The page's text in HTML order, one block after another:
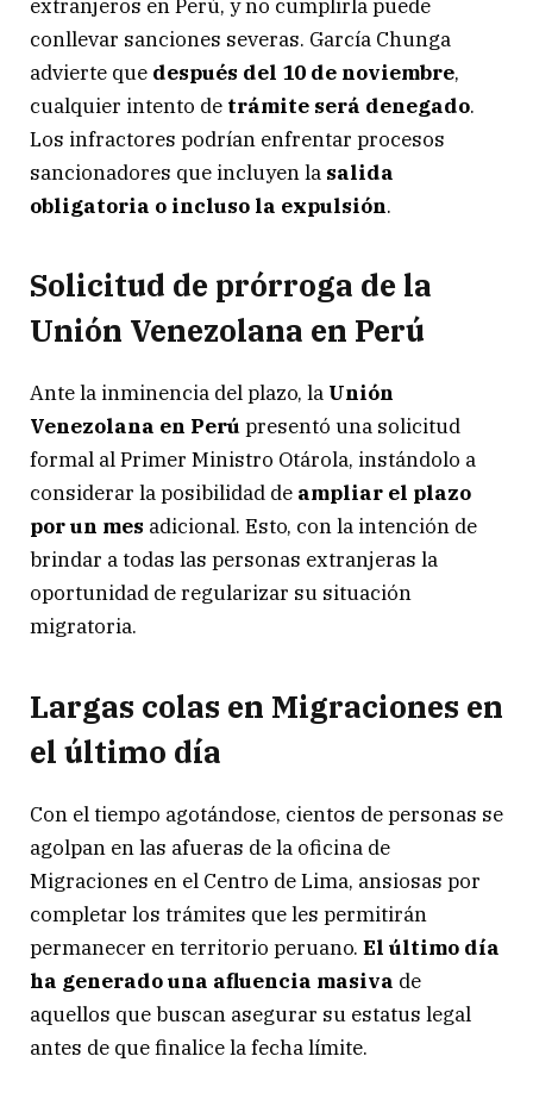
extranjeros en Perú, y no cumplirla puede
conllevar sanciones severas. García Chunga
advierte que después del 10 de noviembre,
cualquier intento de trámite será denegado.
Los infractores podrían enfrentar procesos
sancionadores que incluyen la salida
obligatoria o incluso la expulsión.
Solicitud de prórroga de la
Unión Venezolana en Perú
Ante la inminencia del plazo, la Unión
Venezolana en Perúpresentó una solicitud
formal al Primer Ministro Otárola, instándolo a
considerar la posibilidad de ampliar el plazo
por un mes adicional. Esto, con la intención de
brindar a todas las personas extranjeras la
oportunidad de regularizar su situación
migratoria.
Largas colas en Migraciones en
el último día
Con el tiempo agotándose, cientos de personas se
agolpan en las afueras de la oficina de
Migraciones en el Centro de Lima, ansiosas por
completar los trámites que les permitirán
permanecer en territorio peruano. El último día
ha generado una afluencia masiva de
aquellos que buscan asegurar su estatus legal
antes de que finalice la fecha límite.